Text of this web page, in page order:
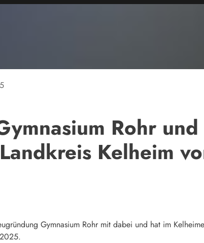
Rohr
Kelheim
Gymnasium Rohr mit dabei und hat im